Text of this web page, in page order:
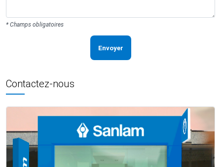
* Champs obligatoires
Envoyer
Contactez-nous